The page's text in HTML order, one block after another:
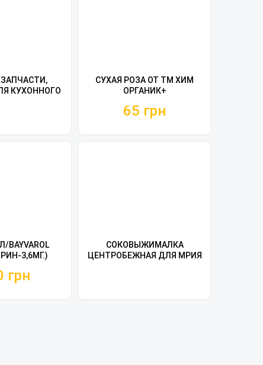
КУХОННОГО
СУХАЯ РОЗА ОТ ТМ ХИМ
ОРГАНИК+
65 грн
BAYVAROL
3,6МГ.)
- ВІД
грн
СОКОВЫЖИМАЛКА
ЦЕНТРОБЕЖНАЯ ДЛЯ МРИЯ